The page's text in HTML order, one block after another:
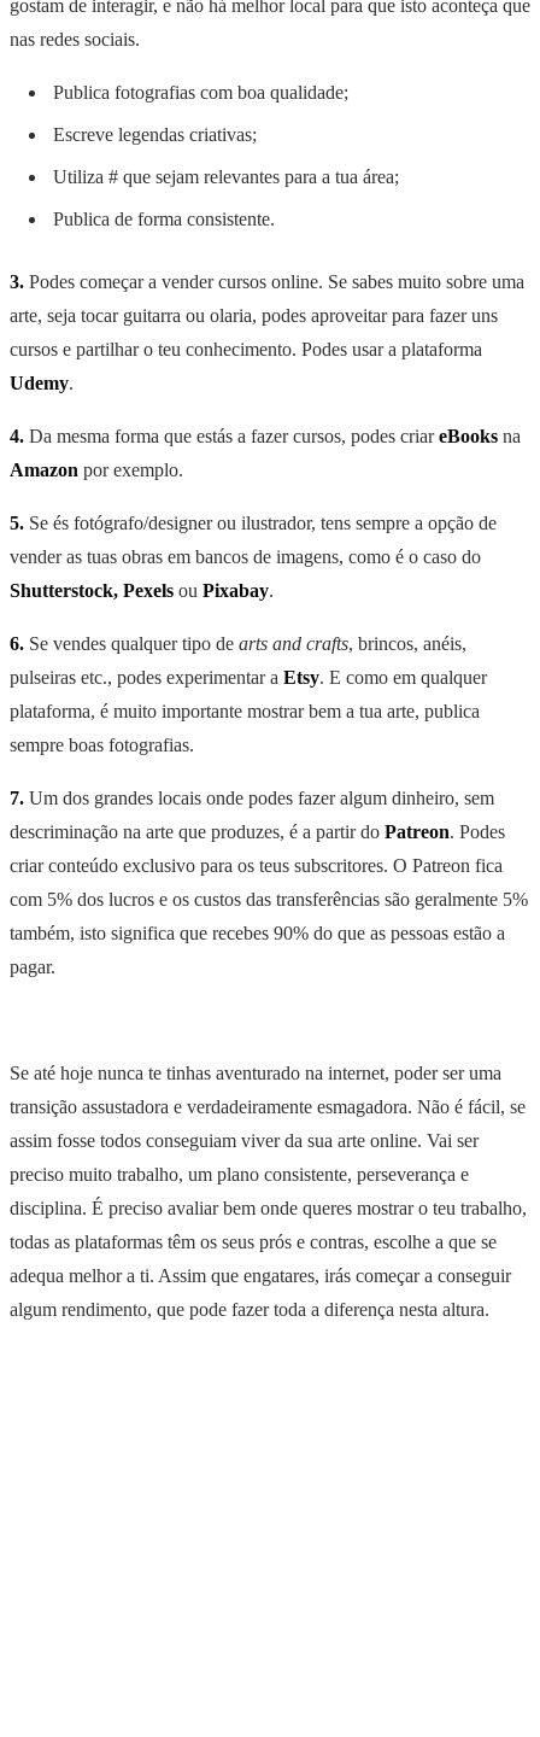
gostam de interagir, e não há melhor local para que isto aconteça que
nas redes sociais.
Publica fotografias com boa qualidade;
Escreve legendas criativas;
Utiliza # que sejam relevantes para a tua área;
Publica de forma consistente.
3. Podes começar a vender cursos online. Se sabes muito sobre uma
arte, seja tocar guitarra ou olaria, podes aproveitar para fazer uns
cursos e partilhar o teu conhecimento. Podes usar a plataforma
Udemy.
4. Da mesma forma que estás a fazer cursos, podes criareBooks na
Amazon por exemplo.
5. Se és fotógrafo/designer ou ilustrador, tens sempre a opção de
vender as tuas obras em bancos de imagens, como é o caso do
Shutterstock, Pexels ou Pixabay.
6. Se vendes qualquer tipo de arts and crafts, brincos, anéis,
pulseiras etc., podes experimentar a Etsy. E como em qualquer
plataforma, é muito importante mostrar bem a tua arte, publica
sempre boas fotografias.
7. Um dos grandes locais onde podes fazer algum dinheiro, sem
descriminação na arte que produzes, é a partir do Patreon. Podes
criar conteúdo exclusivo para os teus subscritores. O Patreon fica
com 5% dos lucros e os custos das transferências são geralmente 5%
também, isto significa que recebes 90% do que as pessoas estão a
pagar.
Se até hoje nunca te tinhas aventurado na internet, poder ser uma
transição assustadora e verdadeiramente esmagadora. Não é fácil, se
assim fosse todos conseguiam viver da sua arte online. Vai ser
preciso muito trabalho, um plano consistente, perseverança e
disciplina. É preciso avaliar bem onde queres mostrar o teu trabalho,
todas as plataformas têm os seus prós e contras, escolhe a que se
adequa melhor a ti. Assim que engatares, irás começar a conseguir
algum rendimento, que pode fazer toda a diferença nesta altura.